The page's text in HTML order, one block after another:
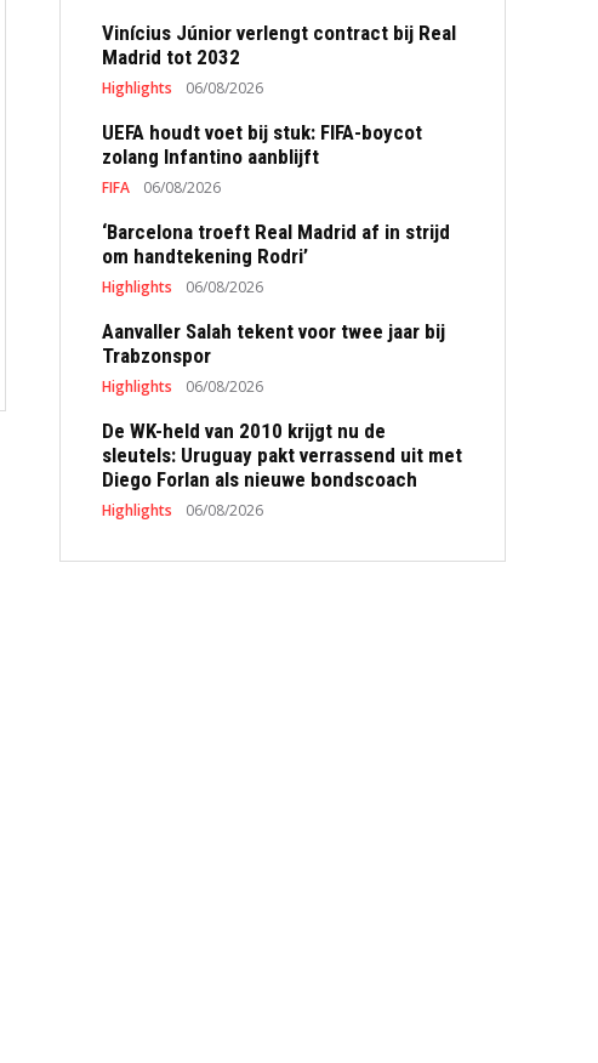
Vinícius Júnior verlengt contract bij Real
Madrid tot 2032
Highlights 06/08/2026
UEFA houdt voet bij stuk: FIFA-boycot
zolang Infantino aanblijft
FIFA 06/08/2026
‘Barcelona troeft Real Madrid af in strijd
om handtekening Rodri’
Highlights 06/08/2026
Aanvaller Salah tekent voor twee jaar bij
Trabzonspor
Highlights 06/08/2026
De WK-held van 2010 krijgt nu de
sleutels: Uruguay pakt verrassend uit met
Diego Forlan als nieuwe bondscoach
Highlights 06/08/2026